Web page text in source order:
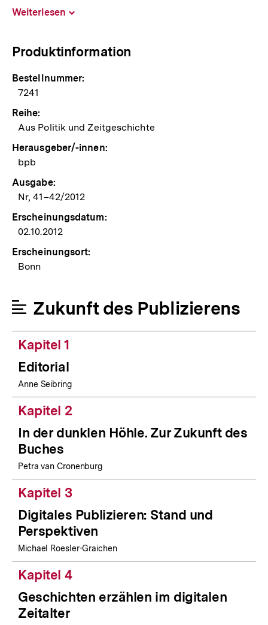
Weiterlesen
Produktinformation
Bestellnummer:
7241
Reihe:
Aus Politik und Zeitgeschichte
Herausgeber/-innen:
bpb
Ausgabe:
Nr, 41–42/2012
Erscheinungsdatum:
02.10.2012
Erscheinungsort:
Bonn
Zukunft des Publizierens
Kapitel 1
Editorial
Anne Seibring
Kapitel 2
In der dunklen Höhle. Zur Zukunft des
Buches
Petra van Cronenburg
Kapitel 3
Digitales Publizieren: Stand und
Perspektiven
Michael Roesler-Graichen
Kapitel 4
Geschichten erzählen im digitalen
Zeitalter